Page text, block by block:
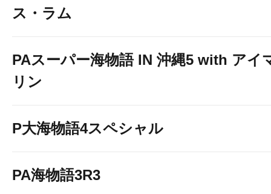
ス・ラム
PAスーパー海物語 IN 沖縄5 with アイ
リン
P大海物語4スペシャル
PA海物語3R3